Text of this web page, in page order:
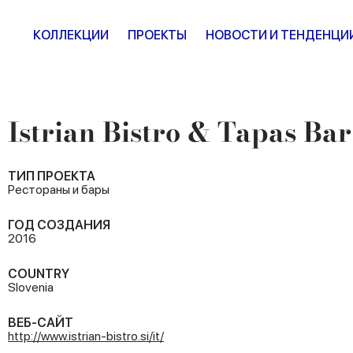
КОЛЛЕКЦИИ ПРОЕКТЫ НОВОСТИ И
Istrian Bistro & Tapas Bar
ТИП ПРОЕКТА
Рестораны и бары
ГОД СОЗДАНИЯ
2016
COUNTRY
Slovenia
ВЕБ-САЙТ
http://www.istrian-bistro.si/it/